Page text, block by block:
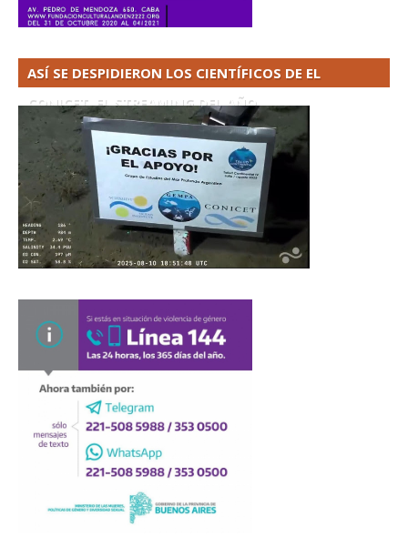
ASÍ SE DESPIDIERON LOS CIENTÍFICOS DE EL
CONICET. EL STREAMING DEL AÑO